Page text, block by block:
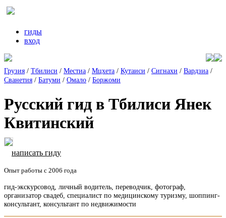
гиды
вход
Грузия / Тбилиси / Местиа / Мцхета / Кутаиси / Сигнахи / Вардзиа /
Сванетия / Батуми / Омало / Боржоми
Русский гид в Тбилиси Янек
Квитинский
написать гиду
Опыт работы с 2006 года
гид-экскурсовод, личный водитель, переводчик, фотограф,
организатор свадеб, специалист по медицинскому туризму, шоппинг-
консультант, консультант по недвижимости